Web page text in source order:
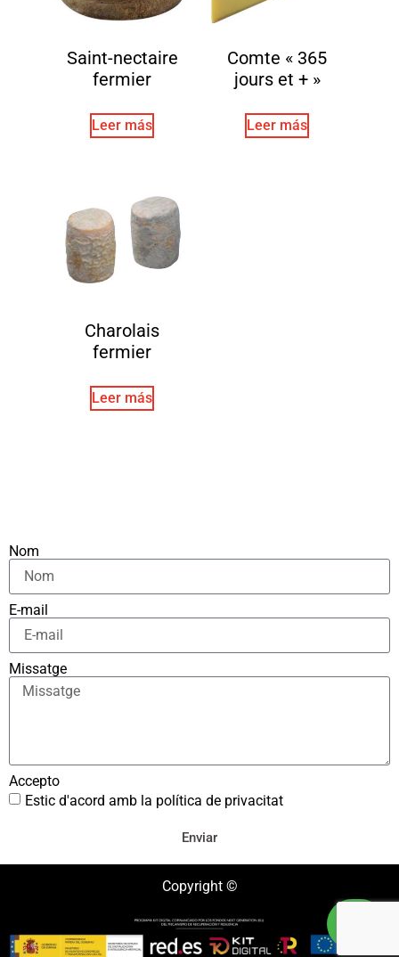
Saint-nectaire
fermier
Leer más
Comte « 365
jours et + »
Leer más
Charolais
fermier
Leer más
Nom
E-mail
Missatge
Accepto
Estic d'acord amb la política de privacitat
Enviar
Copyright ©